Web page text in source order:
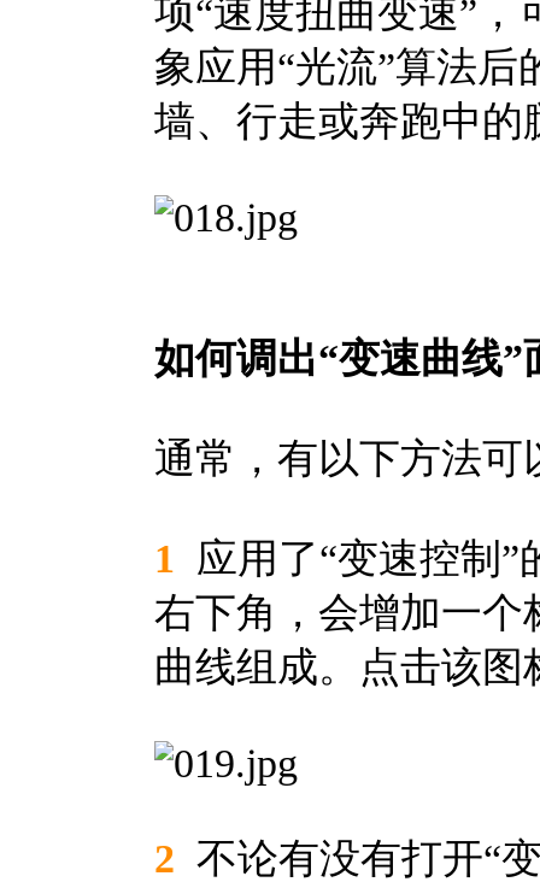
项“速度扭曲变速”
象应用“光流”算法
墙、行走或奔跑中的
如何调出“变速曲线”
通常，有以下方法可
1 应用了“变速控制”
右下角，会增加一
曲线组成。点击该图
2 不论有没有打开“